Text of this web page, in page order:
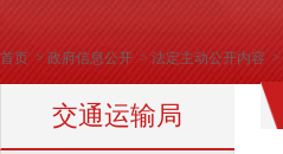
首页 > 政府信息公开 > 法定主动公开内容 >
交通运输局